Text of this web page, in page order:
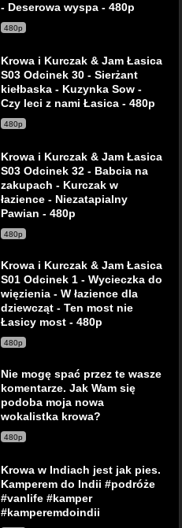
- Deserowa wyspa - 480p
480p
Krowa i Kurczak & Jam Łasica
S03 Odcinek 30 - Sierżant
kiełbaska - Kuzynka Sow -
Czy leci z nami Łasica - 480p
480p
Krowa i Kurczak & Jam Łasica
S03 Odcinek 32 - Babcia na
zakupach - Kurczak w
łazience - Niezatapialny
Pawian - 480p
480p
Krowa i Kurczak & Jam Łasica
S01 Odcinek 1 - Wycieczka do
więzienia - W łazience dla
dziewcząt - Ten most nie
Łasicy most - 480p
480p
Nie mogę spać przez te wasze
komentarze. Jak Wam się
podoba moja nowa
wokalistka krowa?
480p
Krowa w Indiach jest jak pies.
Kamperem do Indii #podróże
#vanlife #kamper
#kamperemdoindii